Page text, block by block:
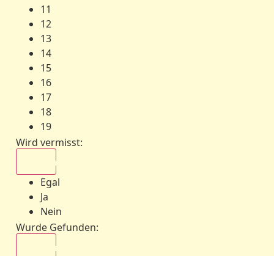
11
12
13
14
15
16
17
18
19
Wird vermisst:
Egal
Ja
Nein
Wurde Gefunden: